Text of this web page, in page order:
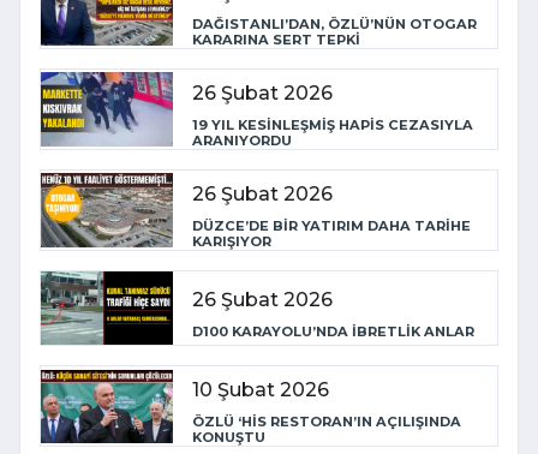
DAĞISTANLI’DAN, ÖZLÜ’NÜN OTOGAR
KARARINA SERT TEPKİ
26 Şubat 2026
19 YIL KESİNLEŞMİŞ HAPİS CEZASIYLA
ARANIYORDU
26 Şubat 2026
DÜZCE’DE BİR YATIRIM DAHA TARİHE
KARIŞIYOR
26 Şubat 2026
D100 KARAYOLU’NDA İBRETLİK ANLAR
10 Şubat 2026
ÖZLÜ ‘HİS RESTORAN’IN AÇILIŞINDA
KONUŞTU